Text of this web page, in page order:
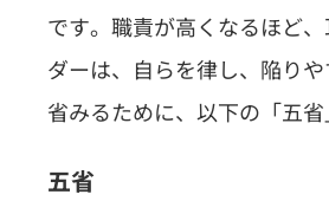
です。職責が高くなるほど
ダーは、自らを律し、陥り
省みるために、以下の「五省
五省